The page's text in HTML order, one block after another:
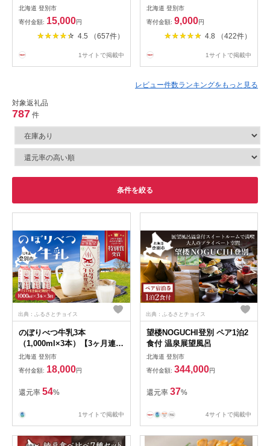
ゾバフンウニ パック詰 雲丹
80g ～ 500g 北海道 | ふるさ
と納税 うに 高級 生うに 海鮮
ウニ いくら 丼 訳あり uni 小
フト ふるさと 人気 ランキン
北海道 登別市
寄付金額: 15,000円
4.5 （657件）
1サイトで掲載中
北海道産 高級 極小粒 3パッ
ク × 10 | 納豆 国産 高級 小粒
納豆 なっとう 小分け 大容量
北海道 登別市 大豆 朝食 惣菜
定期 道南平塚食品 送料無料
北海道 登別市
寄付金額: 9,000円
4.8 （422件）
1サイトで掲載中
レビュー件数ランキングをもっと見る
対象返礼品
787 件
条件を絞る
出典：ふるさとチョイス
のぼりべつ牛乳3本
（1,000ml×3本）【3ヶ月連続
お届け】
北海道 登別市
寄付金額: 18,000円
還元率 54%
1サイトで掲載中
出典：ふるさとチョイス
望楼NOGUCHI登別 ペア1泊2
食付 温泉展望風呂
北海道 登別市
寄付金額: 344,000円
還元率 37%
4サイトで掲載中